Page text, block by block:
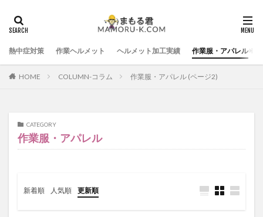
熱中症対策 作業ヘルメット ヘルメット加工実績 作業服・アパレル
HOME COLUMN-コラム 作業服・アパレル (ページ2)
CATEGORY
作業服・アパレル
新着順 人気順 更新順